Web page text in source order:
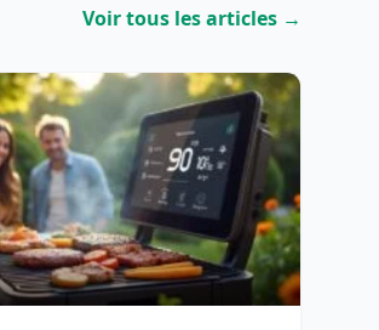
Voir tous les articles →